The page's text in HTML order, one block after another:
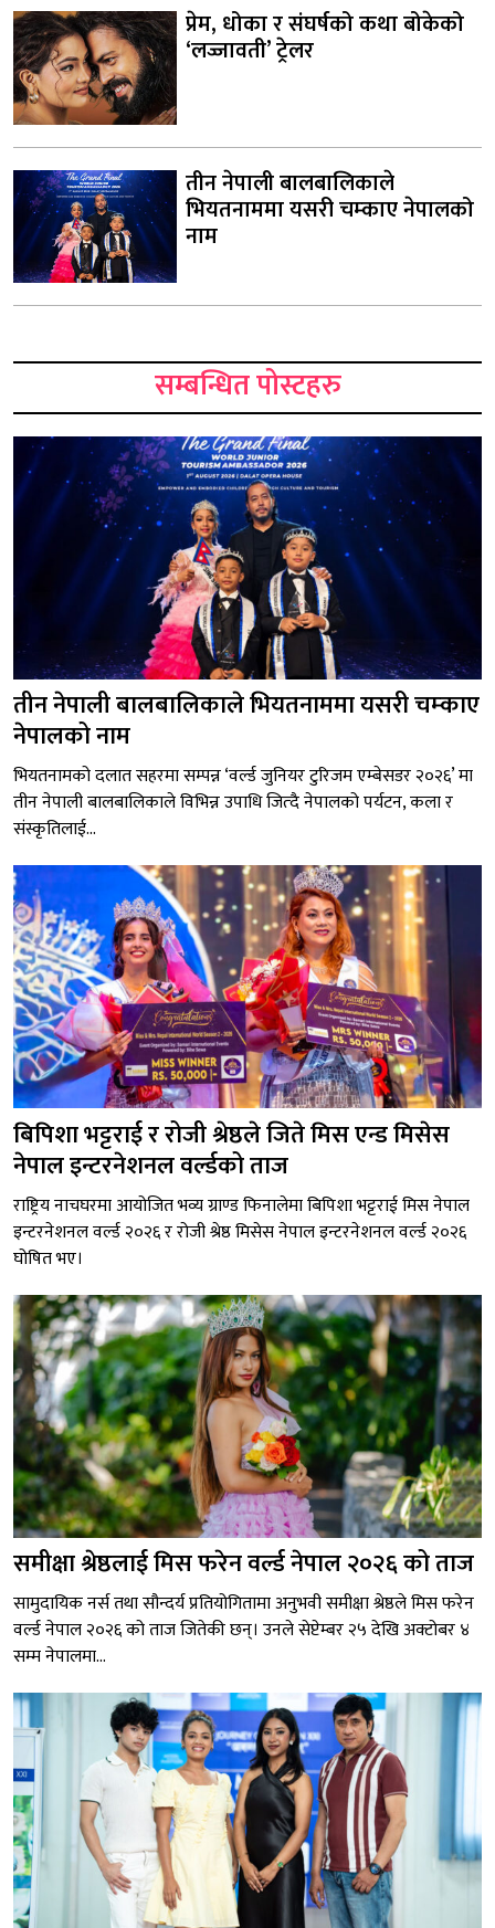
प्रेम, धोका र संघर्षको कथा बोकेको
‘लज्जावती’ ट्रेलर
तीन नेपाली बालबालिकाले
भियतनाममा यसरी चम्काए नेपालको
नाम
सम्बन्धित पोस्टहरु
तीन नेपाली बालबालिकाले भियतनाममा यसरी चम्काए
नेपालको नाम
भियतनामको दलात सहरमा सम्पन्न ‘वर्ल्ड जुनियर टुरिजम एम्बेसडर २०२६’ मा
तीन नेपाली बालबालिकाले विभिन्न उपाधि जित्दै नेपालको पर्यटन, कला र
संस्कृतिलाई...
बिपिशा भट्टराई र रोजी श्रेष्ठले जिते मिस एन्ड मिसेस
नेपाल इन्टरनेशनल वर्ल्डको ताज
राष्ट्रिय नाचघरमा आयोजित भव्य ग्राण्ड फिनालेमा बिपिशा भट्टराई मिस नेपाल
इन्टरनेशनल वर्ल्ड २०२६ र रोजी श्रेष्ठ मिसेस नेपाल इन्टरनेशनल वर्ल्ड २०२६
घोषित भए।
समीक्षा श्रेष्ठलाई मिस फरेन वर्ल्ड नेपाल २०२६ को ताज
सामुदायिक नर्स तथा सौन्दर्य प्रतियोगितामा अनुभवी समीक्षा श्रेष्ठले मिस फरेन
वर्ल्ड नेपाल २०२६ को ताज जितेकी छन्। उनले सेप्टेम्बर २५ देखि अक्टोबर ४
सम्म नेपालमा...